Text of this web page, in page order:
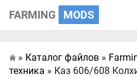
FARMING MODS
Главная
» Каталог файлов »
техника » Каз 606/608